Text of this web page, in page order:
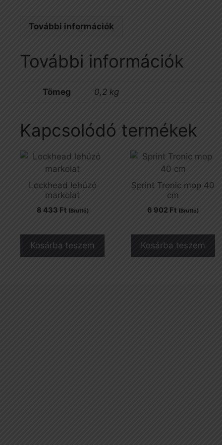
További információk
További információk
Tömeg 0,2 kg
Kapcsolódó termékek
Lockhead lehúzó
markolat
8 433 Ft (Bruttó)
Kosárba teszem
Sprint Tronic mop 40
cm
6 902 Ft (Bruttó)
Kosárba teszem